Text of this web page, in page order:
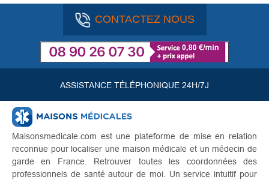
CONTACTEZ NOUS
ASSISTANCE TÉLÉPHONIQUE 24H/7J
Maisonsmedicale.com est une plateforme de mise en relation
reconnue pour localiser une maison médicale et un médecin de
garde en France. Retrouver toutes les coordonnées des
professionnels de santé autour de moi. Un service intuitif pour